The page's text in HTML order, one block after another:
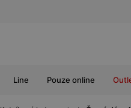
Line Pouze online